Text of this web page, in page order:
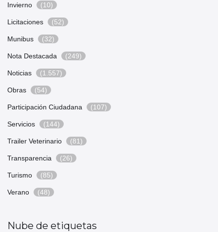
Invierno (10)
Licitaciones (52)
Munibus (32)
Nota Destacada (249)
Noticias (1.557)
Obras (54)
Participación Ciudadana (107)
Servicios (144)
Trailer Veterinario (81)
Transparencia (26)
Turismo (85)
Verano (48)
Nube de etiquetas